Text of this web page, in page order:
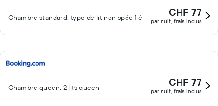
Chambre standard, type de lit non spécifié CHF 77
par nuit, frais inclus
Chambre queen, 2 lits queen CHF 77
par nuit, frais inclus